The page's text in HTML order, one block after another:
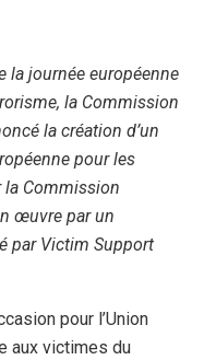
la journée européenne
la Commission
la création d’un
pour les
la Commission
œuvre par un
par Victim Support
pour l’Union
aux victimes du